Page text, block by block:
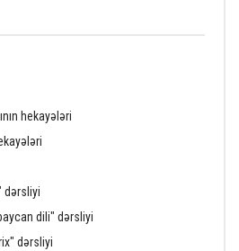
hekayələri
dərsliyi
dili" dərsliyi
dərsliyi